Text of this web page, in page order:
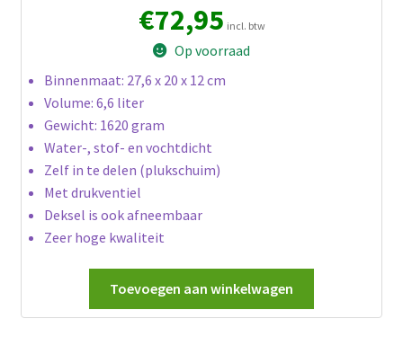
€72,95 incl. btw
Op voorraad
Binnenmaat: 27,6 x 20 x 12 cm
Volume: 6,6 liter
Gewicht: 1620 gram
Water-, stof- en vochtdicht
Zelf in te delen (plukschuim)
Met drukventiel
Deksel is ook afneembaar
Zeer hoge kwaliteit
Toevoegen aan winkelwagen